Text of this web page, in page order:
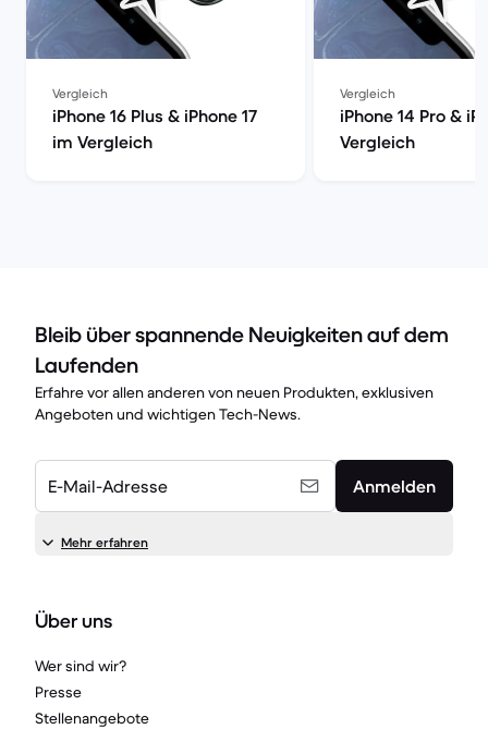
Vergleich
iPhone 16 Plus & iPhone 17
im Vergleich
Vergleich
iPhone 14 Pro &
Vergleich
Bleib über spannende Neuigkeiten auf dem
Laufenden
Erfahre vor allen anderen von neuen Produkten, exklusiven
Angeboten und wichtigen Tech-News.
E-Mail-Adresse Anmelden
Mehr erfahren
Über uns
Wer sind wir?
Presse
Stellenangebote